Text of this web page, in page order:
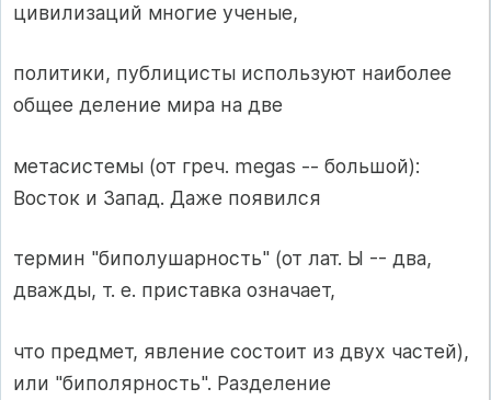
цивилизаций многие ученые,
политики, публицисты используют наиболее
общее деление мира на две
метасистемы (от греч. megas -- большой):
Восток и Запад. Даже появился
термин "биполушарность" (от лат. Ы -- два,
дважды, т. е. приставка означает,
что предмет, явление состоит из двух частей),
или "биполярность". Разделение